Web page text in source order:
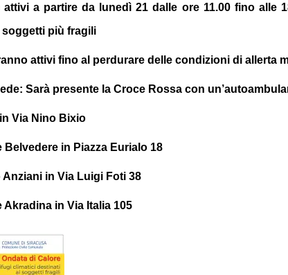
attivi a partire da lunedì 21 dalle ore 11.00 fino alle
più fragili
attivi fino al perdurare delle condizioni di allerta
Sarà presente la Croce Rossa con
Via Nino Bixio
in Piazza Eurialo 18
in Via Luigi Foti 38
in Via Italia 105